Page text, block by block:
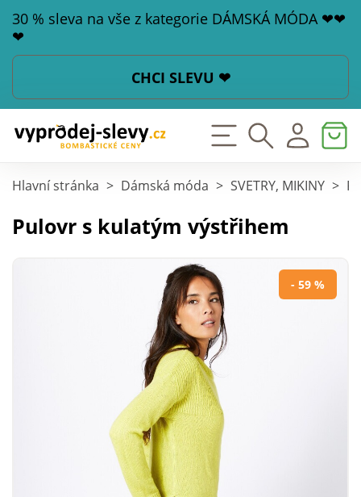
30 % sleva na vše z kategorie DÁMSKÁ MÓDA ❤❤
❤
CHCI SLEVU ❤
Hlavní stránka > Dámská móda > SVETRY, MIKINY >
Pulovr s kulatým výstřihem
- 59 %